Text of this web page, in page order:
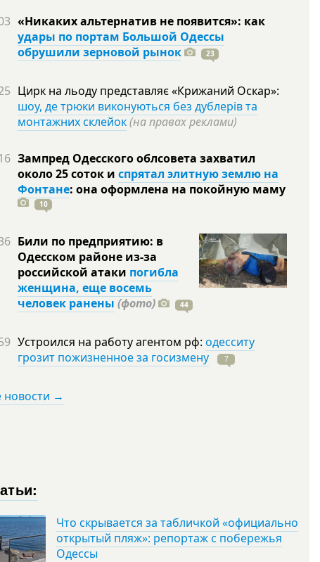
«Никаких альтернатив не появится»: как
удары по портам Большой Одессы
обрушили зерновой рынок
23
Цирк на льоду представляє «Крижаний Оскар»:
шоу, де трюки виконуються без дублерів та
монтажних склейок(на правах реклами)
Зампред Одесского облсовета захватил
около 25 соток и спрятал элитную землю на
Фонтане: она оформлена на покойную маму
10
Били по предприятию: в
Одесском районе из-за
российской атаки погибла
женщина, еще восемь
человек ранены (фото) 44
Устроился на работу агентом рф: одесситу
грозит пожизненное за госизмену
7
новости →
Что скрывается за табличкой «официально
открытый пляж»: репортаж с побережья
Одессы